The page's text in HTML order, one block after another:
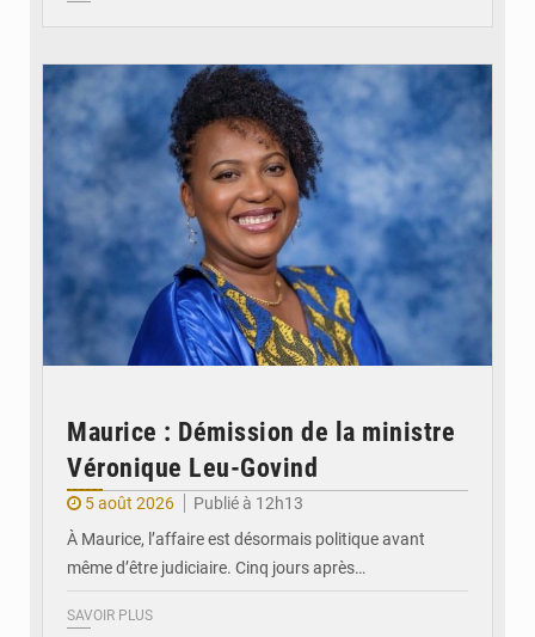
Maurice : Démission de la ministre
Véronique Leu-Govind
5 août 2026
Publié à 12h13
À Maurice, l’affaire est désormais politique avant
même d’être judiciaire. Cinq jours après…
SAVOIR PLUS